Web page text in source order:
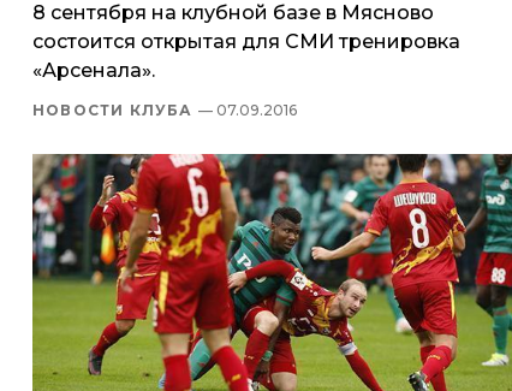
8 сентября на клубной базе в Мясново
состоится открытая для СМИ тренировка
«Арсенала».
НОВОСТИ КЛУБА — 07.09.2016